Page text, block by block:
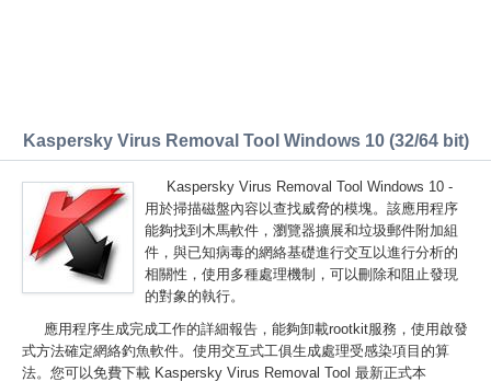
Kaspersky Virus Removal Tool Windows 10 (32/64 bit)
Kaspersky Virus Removal Tool Windows 10 -
用於掃描磁盤內容以查找威脅的模塊。該應用程序
能夠找到木馬軟件，瀏覽器擴展和垃圾郵件附加組
件，與已知病毒的網絡基礎進行交互以進行分析的
相關性，使用多種處理機制，可以刪除和阻止發現
的對象的執行。
應用程序生成完成工作的詳細報告，能夠卸載rootkit服務，使用啟發
式方法確定網絡釣魚軟件。使用交互式工俱生成處理受感染項目的算
法。您可以免費下載 Kaspersky Virus Removal Tool 最新正式本